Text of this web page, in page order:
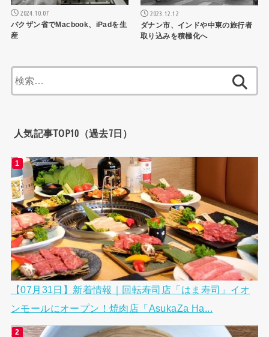
2024.10.07
バクザン省でMacbook、iPadを生
産
2023.12.12
ダナン市、インドや中東の旅行者
取り込みを積極化へ
索:
人気記事TOP10（過去7日）
【07月31日】新着情報｜回転寿司店「はま寿司」イオ
ンモールにオープン！焼肉店「AsukaZa Ha...